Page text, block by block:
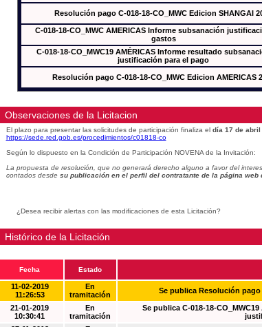
Resolución pago C-018-18-CO_MWC Edicion SHANGAI
C-018-18-CO_MWC AMERICAS Informe subsanación
gastos
C-018-18-CO_MWC19 AMÉRICAS Informe resultado
justificación para el pago
Resolución pago C-018-18-CO_MWC Edicion AMERICAS
Observaciones de la Licitacion
El plazo para presentar las solicitudes de participación finaliza el día 17 de abril
https://sede.red.gob.es/procedimientos/c01818-co
Según lo dispuesto en la Condición de Participación NOVENA de la Invitación:
La propuesta de resolución, que no generará derecho alguno a favor del
contados desde su publicación en el perfil del contratante de la página web
¿Desea recibir alertas con las modificaciones de esta Licitación?
Histórico de la Licitación
Fecha Estado
11-02-2019
11:26:53
En
tramitación
Se publica Resolución pago
21-01-2019
10:30:41
En
tramitación
Se publica C-018-18-